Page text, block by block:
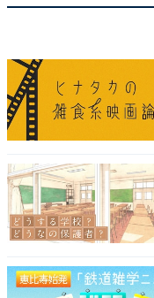
・自分の目標を目指
・そのためにやり方
・友達と同じ目標に
3つとも、意欲・意
力”のことです。
これまでの日本の教
「知の探索」も取り
していくことが、AI